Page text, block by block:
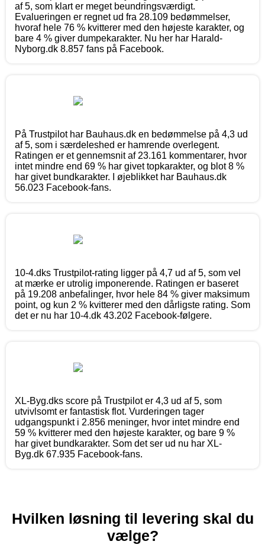
af 5, som klart er meget beundringsværdigt.
Evalueringen er regnet ud fra 28.109 bedømmelser,
hvoraf hele 76 % kvitterer med den højeste karakter, og
bare 4 % giver dumpekarakter. Nu her har Harald-
Nyborg.dk 8.857 fans på Facebook.
På Trustpilot har Bauhaus.dk en bedømmelse på 4,3 ud
af 5, som i særdeleshed er hamrende overlegent.
Ratingen er et gennemsnit af 23.161 kommentarer, hvor
intet mindre end 69 % har givet topkarakter, og blot 8 %
har givet bundkarakter. I øjeblikket har Bauhaus.dk
56.023 Facebook-fans.
10-4.dks Trustpilot-rating ligger på 4,7 ud af 5, som vel
at mærke er utrolig imponerende. Ratingen er baseret
på 19.208 anbefalinger, hvor hele 84 % giver maksimum
point, og kun 2 % kvitterer med den dårligste rating. Som
det er nu har 10-4.dk 43.202 Facebook-følgere.
XL-Byg.dks score på Trustpilot er 4,3 ud af 5, som
utvivlsomt er fantastisk flot. Vurderingen tager
udgangspunkt i 2.856 meninger, hvor intet mindre end
59 % kvitterer med den højeste karakter, og bare 9 %
har givet bundkarakter. Som det ser ud nu har XL-
Byg.dk 67.935 Facebook-fans.
Hvilken løsning til levering skal du
vælge?